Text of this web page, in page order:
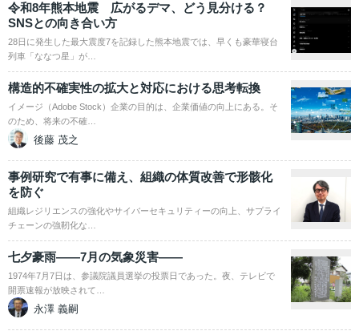
令和8年熊本地震 広がるデマ、どう見分ける？
SNSとの向き合い方
28日に発生した最大震度7を記録した熊本地震では、早くも豪華寝台
列車「ななつ星」が…
構造的不確実性の拡大と対応における思考転換
イメージ（Adobe Stock）企業の目的は、企業価値の向上にある。そ
のため、将来の不確…
後藤 茂之
事例研究で有事に備え、組織の体質改善で形骸化
を防ぐ
組織レジリエンスの強化やサイバーセキュリティーの向上、サプライ
チェーンの強靭化な…
七夕豪雨――7月の気象災害――
1974年7月7日は、参議院議員選挙の投票日であった。夜、テレビで
開票速報が放映されて…
永澤 義嗣